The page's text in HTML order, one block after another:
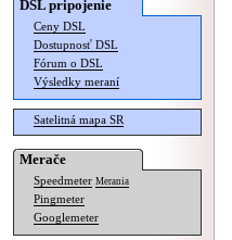
DSL pripojenie
Ceny DSL
Dostupnosť DSL
Fórum o DSL
Výsledky meraní
Satelitná mapa SR
Merače
Speedmeter Merania
Pingmeter
Googlemeter